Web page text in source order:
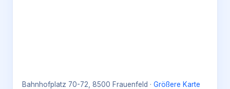
Bahnhofplatz 70-72, 8500 Frauenfeld · Größere Karte